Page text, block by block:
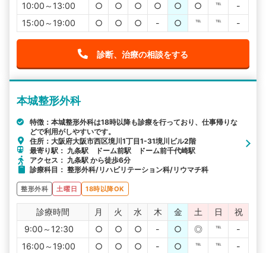
10:00～13:00
○ ○ ○ ○ ○ ○ ℡
-
15:00～19:00
○ ○ ○ - ○ ℡ ℡ -
診断、治療の相談をする
本城整形外科
特徴：本城整形外科は18時以降も診療を行っており、仕事帰りな
どで利用がしやすいです。
住所：大阪府大阪市西区境川1丁目1-31境川ビル2階
最寄り駅： 九条駅 ドーム前駅 ドーム前千代崎駅
アクセス： 九条駅 から徒歩6分
診療科目： 整形外科/リハビリテーション科/リウマチ科
整形外科 土曜日 18時以降OK
診療時間 月 火 水 木 金 土 日
祝
9:00～12:30
○ ○ ○ - ○ ◎ ℡
-
16:00～19:00
○ ○ ○ - ○ ℡ ℡ -